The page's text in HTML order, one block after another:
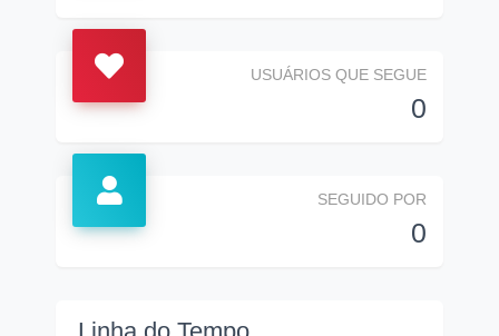
USUÁRIOS QUE SEGUE
0
SEGUIDO POR
0